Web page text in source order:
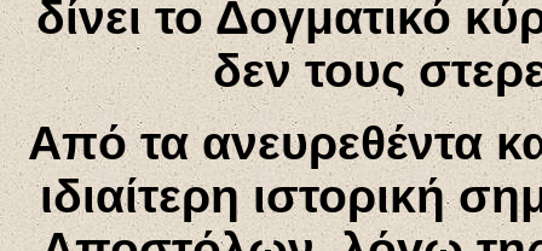
δίνει το Δογματικό
δεν τους
Από τα ανευρεθέντα
ιδιαίτερη ιστορική